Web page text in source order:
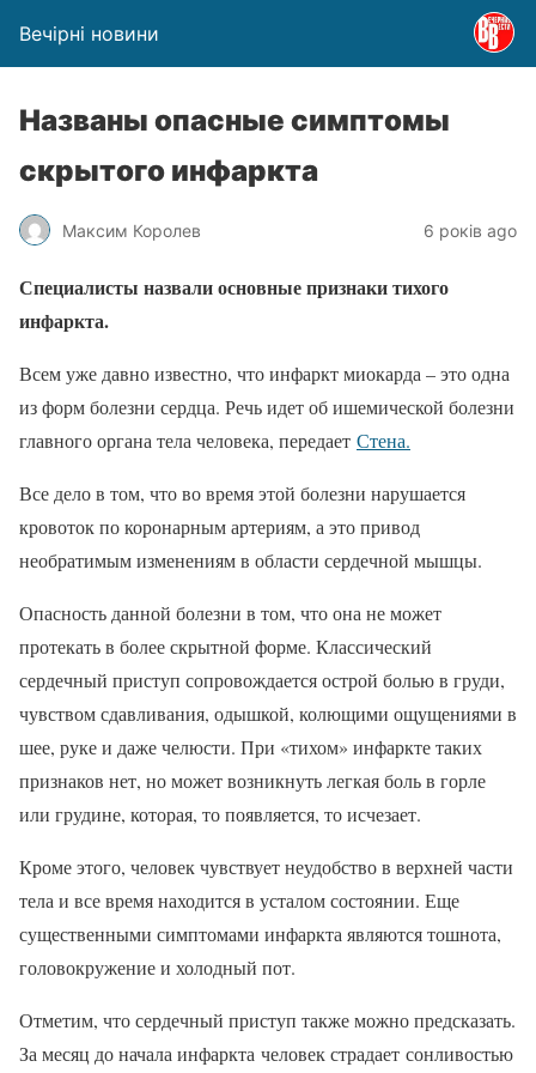
Вечірні новини
Названы опасные симптомы
скрытого инфаркта
Максим Королев 6 років ago
Специалисты назвали основные признаки тихого
инфаркта.
Всем уже давно известно, что инфаркт миокарда – это одна
из форм болезни сердца. Речь идет об ишемической болезни
главного органа тела человека, передает Стена.
Все дело в том, что во время этой болезни нарушается
кровоток по коронарным артериям, а это привод
необратимым изменениям в области сердечной мышцы.
Опасность данной болезни в том, что она не может
протекать в более скрытной форме. Классический
сердечный приступ сопровождается острой болью в груди,
чувством сдавливания, одышкой, колющими ощущениями в
шее, руке и даже челюсти. При «тихом» инфаркте таких
признаков нет, но может возникнуть легкая боль в горле
или грудине, которая, то появляется, то исчезает.
Кроме этого, человек чувствует неудобство в верхней части
тела и все время находится в усталом состоянии. Еще
существенными симптомами инфаркта являются тошнота,
головокружение и холодный пот.
Отметим, что сердечный приступ также можно предсказать.
За месяц до начала инфаркта человек страдает сонливостью